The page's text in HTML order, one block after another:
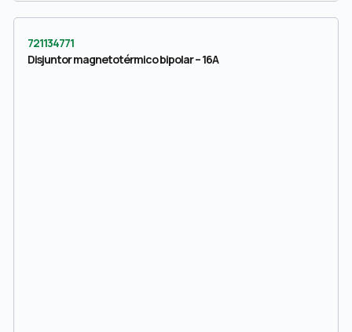
721134771
Disjuntor magnetotérmico bipolar – 16A